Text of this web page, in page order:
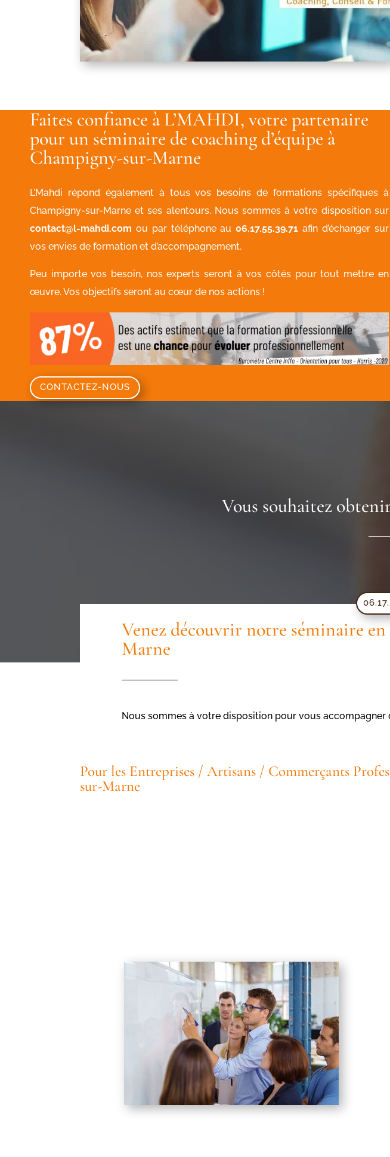
Faites confiance à L’MAHDI, votre partenaire
pour un séminaire de coaching d’équipe à
Champigny-sur-Marne
L’Mahdi répond également à tous vos besoins de formations spécifiques à
Champigny-sur-Marne et ses alentours. Nous sommes à votre disposition sur
contact@l-mahdi.com ou par téléphone au06.17.55.39.71 afin d’échanger sur
vos envies de formation et d’accompagnement.
Peu importe vos besoin, nos experts seront à vos côtés pour tout mettre en
œuvre. Vos objectifs seront au cœur de nos actions !
CONTACTEZ-NOUS
Vous souhaitez
Venez découvrir notre séminaire
Marne
Nous sommes à votre disposition pour vous accompagner
Pour les Entreprises / Artisans / Commerçants
sur-Marne